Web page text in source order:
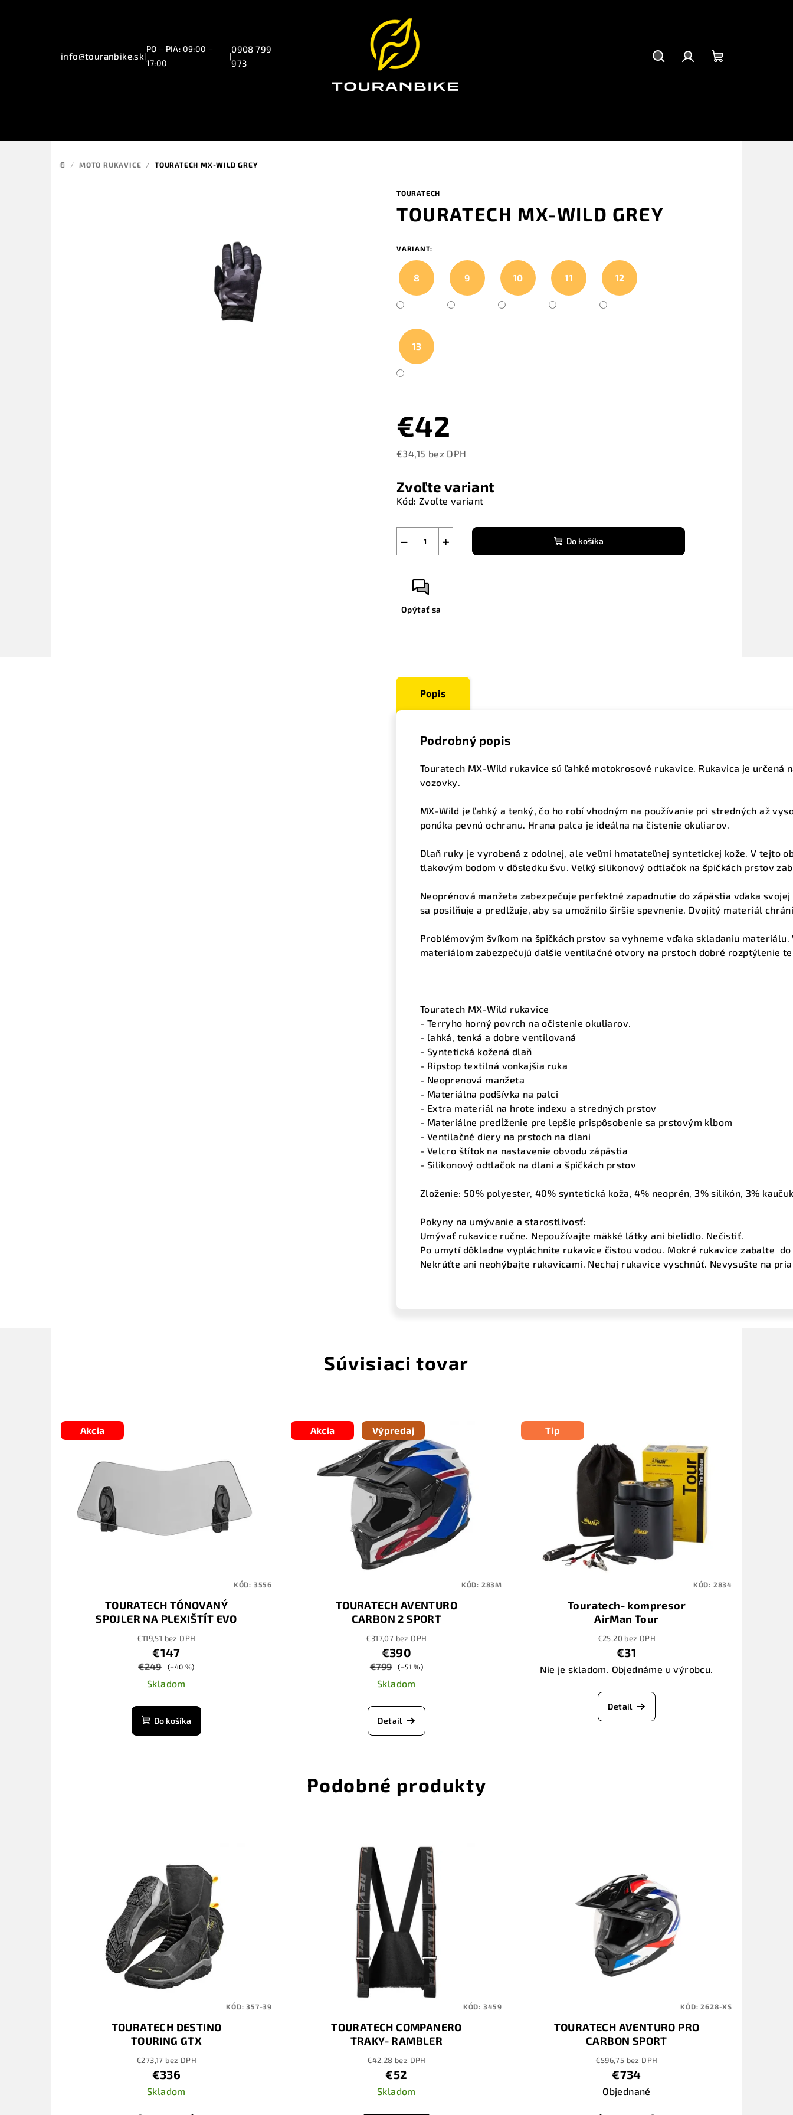
info@touranbike.sk|
PO – PIA: 09:00 –
17:00
|
0908 799
973
DOMOV
/ MOTO RUKAVICE / TOURATECH MX-WILD GREY
TOURATECH
TOURATECH MX-WILD GREY
VARIANT:
8 9 10 11 12
13
€42
€34,15 bez DPH
cena:
Zvoľte variant
Kód: Zvoľte variant
+
− Do košíka
Opýtať sa
Popis
Podrobný popis
Touratech MX-Wild rukavice sú ľahké motokrosové rukavice. Rukavica je určená
vozovky.
MX-Wild je ľahký a tenký, čo ho robí vhodným na používanie pri stredných až
ponúka pevnú ochranu. Hrana palca je ideálna na čistenie okuliarov.
Dlaň ruky je vyrobená z odolnej, ale veľmi hmatateľnej syntetickej kože. V tejto
tlakovým bodom v dôsledku švu. Veľký silikonový odtlačok na špičkách prstov
Neoprénová manžeta zabezpečuje perfektné zapadnutie do zápästia vďaka
sa posilňuje a predlžuje, aby sa umožnilo širšie spevnenie. Dvojitý materiál
Problémovým švíkom na špičkách prstov sa vyhneme vďaka skladaniu
materiálom zabezpečujú ďalšie ventilačné otvory na prstoch dobré rozptýlenie
Touratech MX-Wild rukavice
- Terryho horný povrch na očistenie okuliarov.
- ľahká, tenká a dobre ventilovaná
- Syntetická kožená dlaň
- Ripstop textilná vonkajšia ruka
- Neoprenová manžeta
- Materiálna podšívka na palci
- Extra materiál na hrote indexu a stredných prstov
- Materiálne predĺženie pre lepšie prispôsobenie sa prstovým kĺbom
- Ventilačné diery na prstoch na dlani
- Velcro štítok na nastavenie obvodu zápästia
- Silikonový odtlačok na dlani a špičkách prstov
Zloženie: 50% polyester, 40% syntetická koža, 4% neoprén, 3% silikón, 3%
Pokyny na umývanie a starostlivosť:
Umývať rukavice ručne. Nepoužívajte mäkké látky ani bielidlo. Nečistiť.
Po umytí dôkladne vypláchnite rukavice čistou vodou. Mokré rukavice zabalte
Nekrúťte ani neohýbajte rukavicami. Nechaj rukavice vyschnúť. Nevysušte na
Súvisiaci tovar
Akcia
TOURATECH TÓNOVANÝ
SPOJLER NA PLEXIŠTÍT EVO
€119,51 bez DPH
€147
€249 (–40 %)
Skladom
Do košíka
KÓD: 3556
Akcia Výpredaj
TOURATECH AVENTURO
CARBON 2 SPORT
€317,07 bez DPH
€390
€799 (–51 %)
Skladom
Detail
KÓD: 283M
Tip
Touratech- kompresor
AirMan Tour
€25,20 bez DPH
€31
Nie je skladom. Objednáme u výrobcu.
Detail
KÓD: 2834
Podobné produkty
TOURATECH DESTINO
TOURING GTX
€273,17 bez DPH
€336
Skladom
KÓD:357-39
TOURATECH COMPANERO
TRAKY- RAMBLER
€42,28 bez DPH
€52
Skladom
KÓD: 3459
TOURATECH AVENTURO PRO
CARBON SPORT
€596,75 bez DPH
€734
Objednané
KÓD:2628-XS